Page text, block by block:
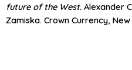
future of the West. Alexander
Zamiska. Crown Currency,